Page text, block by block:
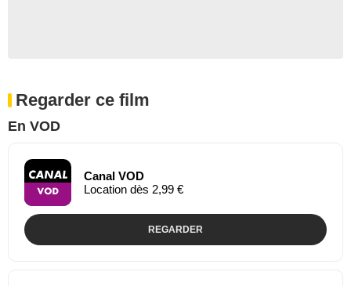
Regarder ce film
En VOD
Canal VOD
Location dès 2,99 €
REGARDER